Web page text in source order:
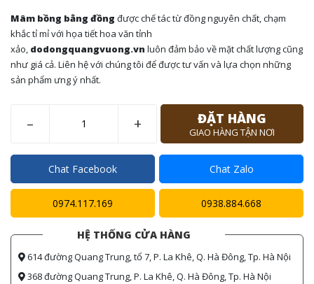
Mâm bồng bằng đồng được chế tác từ đồng nguyên chất, chạm
khắc tỉ mỉ với họa tiết hoa văn tỉnh
xảo, dodongquangvuong.vn luôn đảm bảo về mặt chất lượng cũng
như giá cả. Liên hệ với chúng tôi để được tư vấn và lựa chọn những
sản phẩm ưng ý nhất.
– + ĐẶT HÀNG
GIAO HÀNG TẬN NƠI
Chat Facebook Chat Zalo
0974.117.169 0938.884.668
HỆ THỐNG CỬA HÀNG
614 đường Quang Trung, tổ 7, P. La Khê, Q. Hà Đông, Tp. Hà Nội
368 đường Quang Trung, P. La Khê, Q. Hà Đông, Tp. Hà Nội